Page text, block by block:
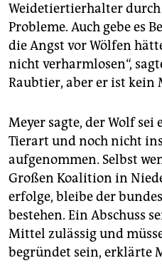
Weidetiertierhalter
Probleme. Auch gebe es
die Angst vor Wölfen
nicht verharmlosen“,
Raubtier, aber er ist kein
Meyer sagte, der Wolf sei
Tierart und noch nicht
aufgenommen. Selbst
Großen Koalition in
erfolge, bleibe der
bestehen. Ein Abschuss
Mittel zulässig und
begründet sein, erklärte